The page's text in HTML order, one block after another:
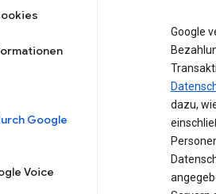
Google
Voice
Google
dazu,